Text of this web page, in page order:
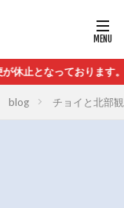
止となっております。
blog チョイと北部